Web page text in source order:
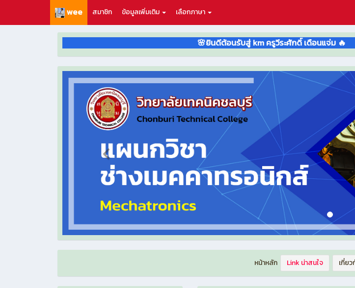
wee สมาชิก ข้อมูลเพิ่มเติม เลือกภาษา
🌸ยินดีต้อนรับสู่ km ครูวีระศักดิ์ เดือนแจ่ม 🔥
หน้าหลัก Link น่าสนใจ เกี่ย